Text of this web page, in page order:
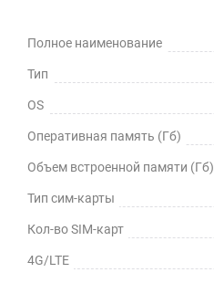
Полное наименование
Тип
OS
Оперативная память (Гб)
Объем встроенной памяти (Гб)
Тип сим-карты
Кол-во SIM-карт
4G/LTE